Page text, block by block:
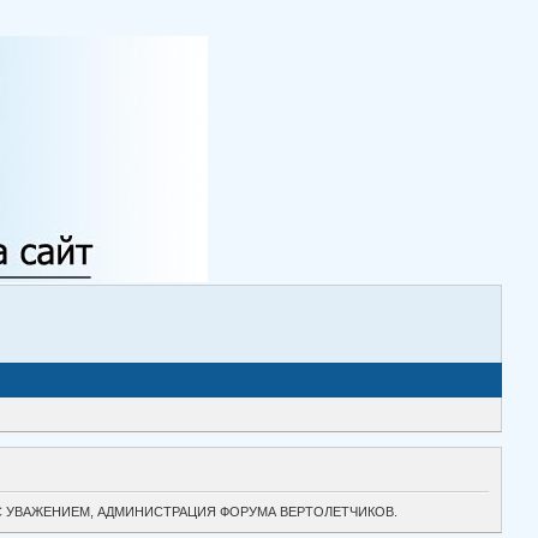
УВАЖЕНИЕМ, АДМИНИСТРАЦИЯ ФОРУМА ВЕРТОЛЕТЧИКОВ.